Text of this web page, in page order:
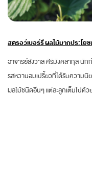
สตรอว์เบอร์รี ผลไม้มากประโ
อาจารย์สังวาล ศิริมังคลากุล นัก
รสหวานอมเปรี้ยวที่ได้รับความนิ
ผลไม้ชนิดอื่นๆ แต่ละลูกเต็มไปด้
ประโยชน์ด้านความงาม ที่ช่วย
สตรอว์เบอร์รีกันแบบทุกซอกทุ